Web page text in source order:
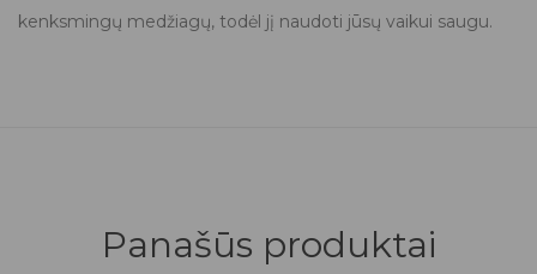
kenksmingų medžiagų, todėl jį naudoti jūsų vaikui saugu.
Panašūs produktai